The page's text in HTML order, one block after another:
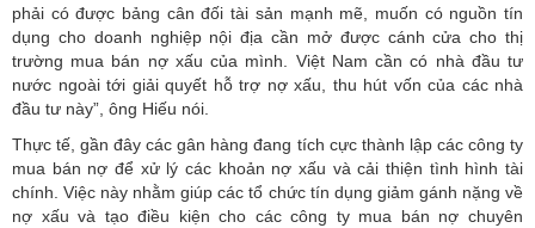
phải có được bảng cân đối tài sản mạnh mẽ, muốn có nguồn tín
dụng cho doanh nghiệp nội địa cần mở được cánh cửa cho thị
trường mua bán nợ xấu của mình. Việt Nam cần có nhà đầu tư
nước ngoài tới giải quyết hỗ trợ nợ xấu, thu hút vốn của các nhà
đầu tư này”, ông Hiếu nói.
Thực tế, gần đây các gân hàng đang tích cực thành lập các công ty
mua bán nợ để xử lý các khoản nợ xấu và cải thiện tình hình tài
chính. Việc này nhằm giúp các tổ chức tín dụng giảm gánh nặng về
nợ xấu và tạo điều kiện cho các công ty mua bán nợ chuyên